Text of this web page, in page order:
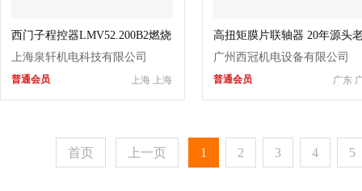
西门子程控器LMV52.200B2燃烧
控制器
上海泉轩机电科技有限公司
上海 上海
普通会员
高扭矩膜片联轴器 20年源头
零背隙免维护 适配冶金矿山
机数控机床传动
广州西冠机电设备有限公司
广东
普通会员
首页 上一页 1 2 3 4 5